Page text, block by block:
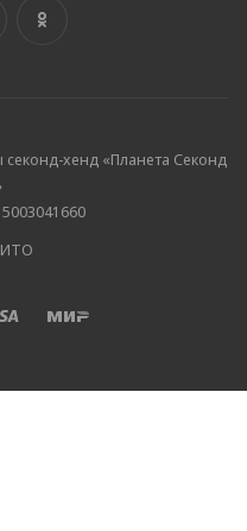
хенд «Планета Секонд